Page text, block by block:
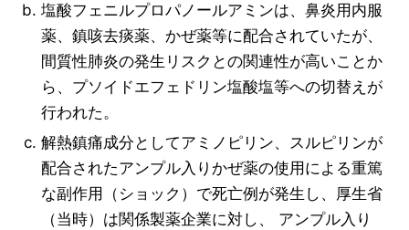
塩酸フェニルプロパノールアミンは、鼻炎用内服
薬、鎮咳去痰薬、かぜ薬等に配合されていたが、
間質性肺炎の発生リスクとの関連性が高いことか
ら、プソイドエフェドリン塩酸塩等への切替えが
行われた。
解熱鎮痛成分としてアミノピリン、スルピリンが
配合されたアンプル入りかぜ薬の使用による重篤
な副作用（ショック）で死亡例が発生し、厚生省
（当時）は関係製薬企業に対し、 アンプル入り